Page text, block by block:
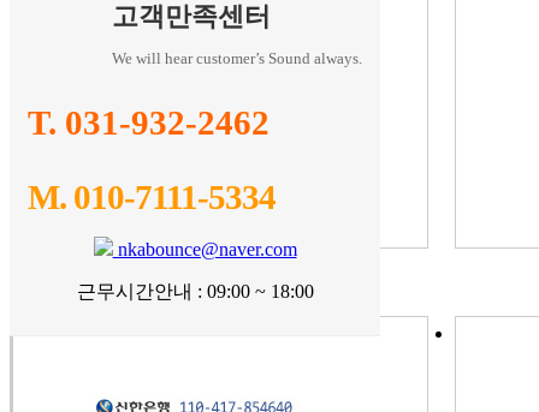
고객만족센터
We will hear customer’s Sound always.
T. 031-932-2462
M. 010-7111-5334
nkabounce@naver.com
근무시간안내 : 09:00 ~ 18:00